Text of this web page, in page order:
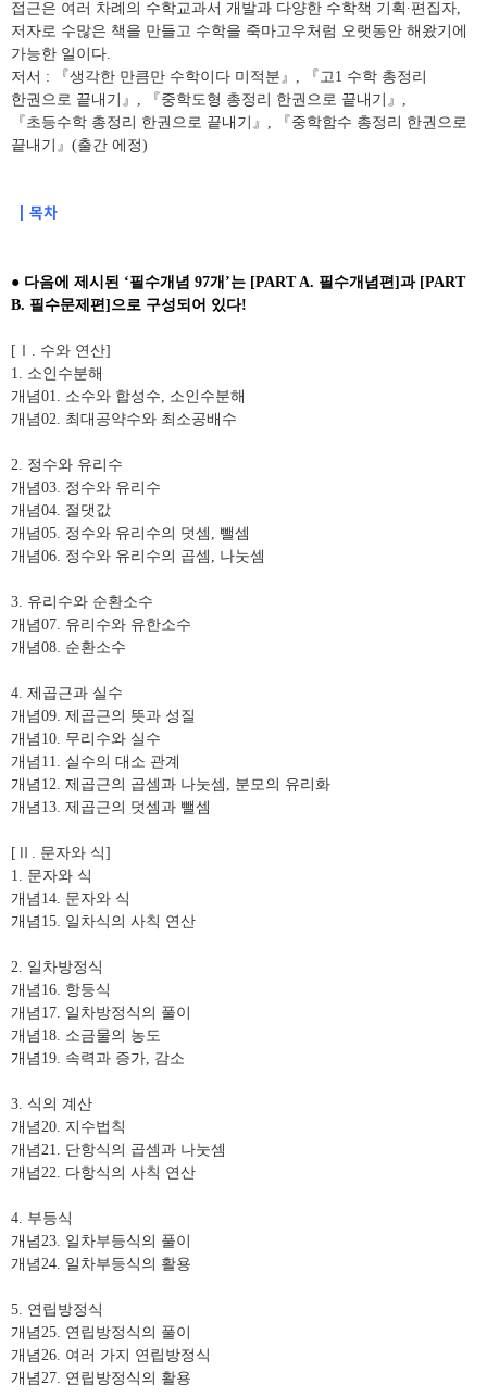
접근은 여러 차례의 수학교과서 개발과 다양한 수학책 기획 ∙편집자,
저자로 수많은 책을 만들고 수학을 죽마고우처럼 오랫동안 해왔기에
가능한 일이다.
저서 : 『생각한 만큼만 수학이다 미적분 』 , 『 고1 수학 총정리
한권으로 끝내기 』 , 『 중학도형 총정리 한권으로 끝내기 』 ,
『 초등수학 총정리 한권으로 끝내기 』 , 『 중학함수 총정리 한권으로
끝내기 』 (출간 에정)
┃목차
● 다음에 제시된 ‘필수개념 97개 ’는 [PART A. 필수개념편] 과 [PART
B. 필수문제편] 으로 구성되어 있다!
[ . 수와 연산]
1. 소인수분해
개념01. 소수와 합성수, 소인수분해
개념02. 최대공약수와 최소공배수
2. 정수와 유리수
개념03. 정수와 유리수
개념04. 절댓값
개념05. 정수와 유리수의 덧셈 , 뺄셈
개념06. 정수와 유리수의 곱셈 , 나눗셈
3. 유리수와 순환소수
개념07. 유리수와 유한소수
개념08. 순환소수
4. 제곱근과 실수
개념09. 제곱근의 뜻과 성질
개념 10. 무리수와 실수
개념 11. 실수의 대소 관계
개념 12. 제곱근의 곱셈과 나눗셈 , 분모의 유리화
개념 13. 제곱근의 덧셈과 뺄셈
[ . 문자와 식]
1. 문자와 식
개념 14. 문자와 식
개념 15. 일차식의 사칙 연산
2. 일차방정식
개념 16. 항등식
개념 17. 일차방정식의 풀이
개념 18. 소금물의 농도
개념 19. 속력과 증가, 감소
3. 식의 계산
개념20. 지수법칙
개념21. 단항식의 곱셈과 나눗셈
개념22. 다항식의 사칙 연산
4. 부등식
개념23. 일차부등식의 풀이
개념24. 일차부등식의 활용
5. 연립방정식
개념25. 연립방정식의 풀이
개념26. 여러 가지 연립방정식
개념27. 연립방정식의 활용